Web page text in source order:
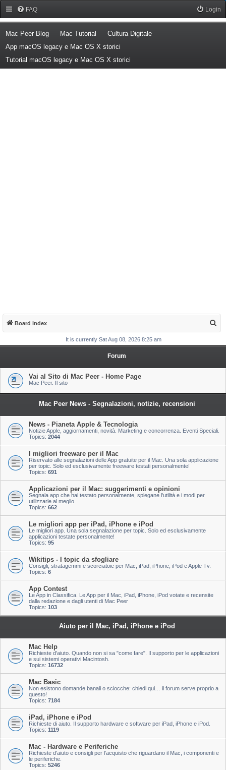
FAQ Login
Mac Peer Blog(Opens a new tab)
Mac Tutorial (Opens a new tab)
Cultura Digitale(Opens a new tab)
App macOS legacy e Mac OS X storici
Tutorial macOS legacy e Mac OS X storici
Board index
a
It is currently Sat Aug 08, 2026 8:25 am
Forum
Vai al Sito di Mac Peer - Home Page
Mac Peer. Il sito
Mac Peer News - Segnalazioni, notizie, recensioni
News - Pianeta Apple & Tecnologia
Notizie Apple, aggiornamenti, novità. Marketing e concorrenza. Eventi Speciali.
Topics: 2044
I migliori freeware per il Mac
Riservato alle segnalazioni delle App gratuite per il Mac. Una sola applicazione
per topic. Solo ed esclusivamente freeware testati personalmente!
Topics: 691
Applicazioni per il Mac: suggerimenti e opinioni
Segnala app che hai testato personalmente, spiegane l'utilità e i modi per
utilizzarle al meglio.
Topics: 662
Le migliori app per iPad, iPhone e iPod
Le migliori app. Una sola segnalazione per topic. Solo ed esclusivamente
applicazioni testate personalmente!
Topics: 95
Wikitips - I topic da sfogliare
Consigli, stratagemmi e scorciatoie per Mac, iPad, iPhone, iPod e Apple Tv.
Topics: 6
App Contest
Le App in Classifica. Le App per il Mac, iPad, iPhone, iPod votate e recensite
dalla redazione e dagli utenti di Mac Peer
Topics: 103
Aiuto per il Mac, iPad, iPhone e iPod
Mac Help
Richieste d'aiuto. Quando non si sa "come fare". Il supporto per le applicazioni
e sui sistemi operativi Macintosh.
Topics: 16732
Mac Basic
Non esistono domande banali o sciocche: chiedi qui… il forum serve proprio a
questo!
Topics: 7184
iPad, iPhone e iPod
Richieste di aiuto. Il supporto hardware e software per iPad, iPhone e iPod.
Topics: 1119
Mac - Hardware e Periferiche
Richieste d'aiuto e consigli per l'acquisto che riguardano il Mac, i componenti e
le periferiche.
Topics: 5246